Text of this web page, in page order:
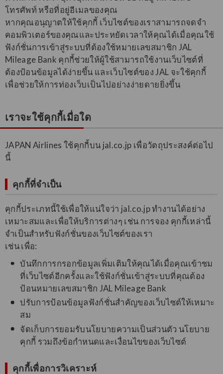
โทรศัพท์ หรือที่อยู่อีเมลของคุณ
หากคุณอนุญาตให้ใช้คุกกี้ เว็บไซต์ของเราสามารถจดจำ
คอมพิวเตอร์ของคุณและประหยัดเวลาให้คุณได้เมื่อคุณใช้
ฟังก์ชั่นการเข้าสู่ระบบที่ต้องใช้หมายเลขสมาชิก JAL
Mileage Bank คุกกี้ช่วยให้ผู้ใช้สามารถใช้งานเว็บไซต์ที่
ต้องป้อนข้อมูลได้ง่ายขึ้น และเว็บไซต์ของ JAL จะใช้คุกกี้
เพื่อช่วยให้การท่องเว็บเป็นไปอย่างง่ายดายยิ่งขึ้น
เราจะใช้คุกกี้เมื่อใด
JAPAN Airlines ใช้คุกกี้บน jal.co.jp เพื่อวัตถุประสงค์ต่อไป
นี้
คุกกี้ที่จำเป็น
คุกกี้ประเภทนี้ใช้เพื่อให้แน่ใจว่า jal.co.jp ทำงานได้อย่าง
เหมาะสมและเพื่อให้บริการต่างๆ เช่น การจอง คุกกี้เหล่านี้
จำเป็นสำหรับฟังก์ชั่นของเว็บไซต์ของเรา
เช่น เพื่อ:
บันทึกการกรอกข้อมูลเพิ่มเติมให้คุณได้เมื่อคุณเข้าชม
ที่เว็บไซต์อีกครั้งและใช้ฟังก์ชั่นเข้าสู่ระบบที่คุณต้อง
ป้อนหมายเลขสมาชิก JAL Mileage Bank
ปรับการป้อนข้อมูลฟังก์ชั่นสำคัญของเว็บไซต์ให้เหมาะ
สม
จัดเก็บการยอมรับนโยบายความเป็นส่วนตัว นโยบาย
คุกกี้ รวมถึงข้อกำหนดและเงื่อนไขของเว็บไซต์
คุกกี้เพื่อการวิเคราะห์